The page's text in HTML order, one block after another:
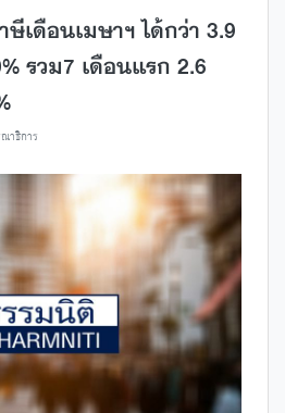
เดือนเมษาฯ ได้กว่า 3.9
รวม7 เดือนแรก 2.6
าธิการ